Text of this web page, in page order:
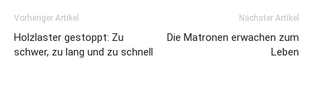
Vorheriger Artikel
Holzlaster gestoppt: Zu
schwer, zu lang und zu schnell
Nächster Artikel
Die Matronen erwachen zum
Leben